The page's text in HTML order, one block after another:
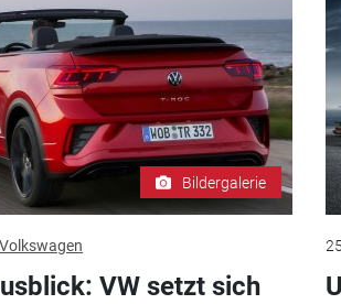
Bildergalerie
VW setzt sich